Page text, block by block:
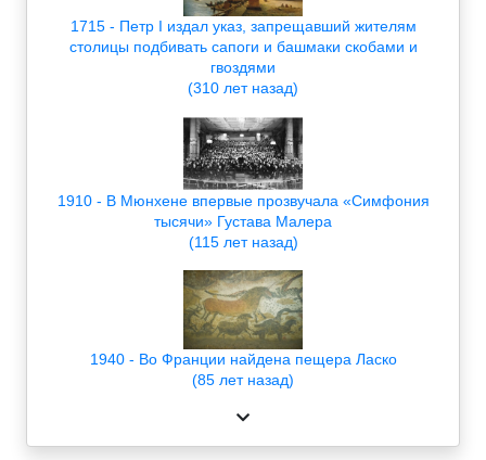
1715 - Петр I издал указ, запрещавший жителям
столицы подбивать сапоги и башмаки скобами и
гвоздями
(310 лет назад)
1910 - В Мюнхене впервые прозвучала «Симфония
тысячи» Густава Малера
(115 лет назад)
1940 - Во Франции найдена пещера Ласко
(85 лет назад)